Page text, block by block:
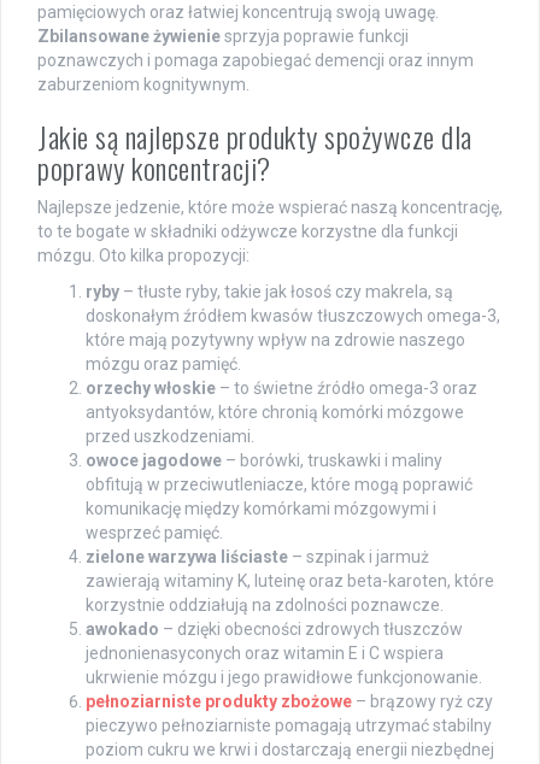
pamięciowych oraz łatwiej koncentrują swoją uwagę.
Zbilansowane żywieniesprzyja poprawie funkcji
poznawczych i pomaga zapobiegać demencji oraz innym
zaburzeniom kognitywnym.
Jakie są najlepsze produkty spożywcze dla
poprawy koncentracji?
Najlepsze jedzenie, które może wspierać naszą koncentrację,
to te bogate w składniki odżywcze korzystne dla funkcji
mózgu. Oto kilka propozycji:
ryby – tłuste ryby, takie jak łosoś czy makrela, są
doskonałym źródłem kwasów tłuszczowych omega-3,
które mają pozytywny wpływ na zdrowie naszego
mózgu oraz pamięć.
orzechy włoskie – to świetne źródło omega-3 oraz
antyoksydantów, które chronią komórki mózgowe
przed uszkodzeniami.
owoce jagodowe – borówki, truskawki i maliny
obfitują w przeciwutleniacze, które mogą poprawić
komunikację między komórkami mózgowymi i
wesprzeć pamięć.
zielone warzywa liściaste – szpinak i jarmuż
zawierają witaminy K, luteinę oraz beta-karoten, które
korzystnie oddziałują na zdolności poznawcze.
awokado – dzięki obecności zdrowych tłuszczów
jednonienasyconych oraz witamin E i C wspiera
ukrwienie mózgu i jego prawidłowe funkcjonowanie.
pełnoziarniste produkty zbożowe – brązowy ryż czy
pieczywo pełnoziarniste pomagają utrzymać stabilny
poziom cukru we krwi i dostarczają energii niezbędnej